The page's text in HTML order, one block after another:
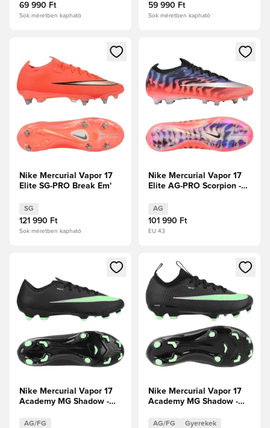
69 990 Ft
Sok méretben kapható
59 990 Ft
Sok méretben kapható
Megnyit egy modált a bejelentkezéshez vagy a tagként
Nike Mercurial Vapor 17
Elite SG-PRO Break Em'
SG
121 990 Ft
Sok méretben kapható
Megnyit egy modált a
Nike Mercurial Vapor 17
Elite AG-PRO Scorpion -
metál Limitált kiadás
AG
101 990 Ft
EU 43
Megnyit egy modált a bejelentkezéshez vagy a tagként
Nike Mercurial Vapor 17
Academy MG Shadow -
AG/FG
Megnyit egy modált a
Nike Mercurial Vapor 17
Academy MG Shadow -
Gyerek
AG/FG Gyerekek